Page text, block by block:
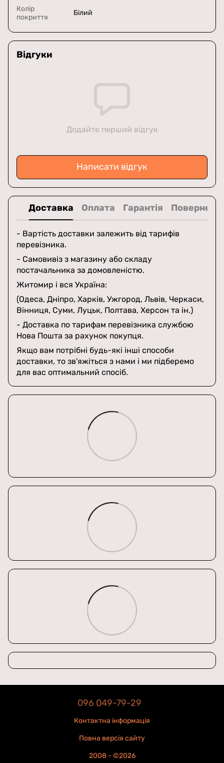
Колір
покриття
Білий
Відгуки
Додайте перший відгук
Написати відгук
Доставка Оплата Гарантія
- Вартість доставки залежить від тарифів
перевізника.
- Самовивіз з магазину або складу
постачальника за домовленістю.
Житомир і вся Україна:
(Одеса, Дніпро, Харків, Ужгород, Львів, Черкаси,
Вінниця, Суми, Луцьк, Полтава, Херсон та ін.)
- Доставка по тарифам перевізника службою
Нова Пошта за рахунок покупця.
Якщо вам потрібні будь-які інші способи
доставки, то зв'яжіться з нами і ми підберемо
для вас оптимальний спосіб.
096 049-79-29
Контактна інформація
Повна версія сайту
2008 - ©2026